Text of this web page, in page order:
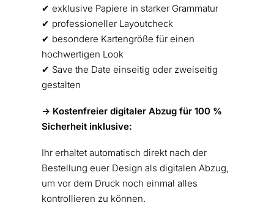
✔︎ exklusive Papiere in starker Grammatur
✔︎ professioneller Layoutcheck
✔︎ besondere Kartengröße für einen
hochwertigen Look
✔︎ Save the Date einseitig oder zweiseitig
gestalten
-> Kostenfreier digitaler Abzug für 100 %
Sicherheit inklusive:
Ihr erhaltet automatisch direkt nach der
Bestellung euer Design als digitalen Abzug,
um vor dem Druck noch einmal alles
kontrollieren zu können.